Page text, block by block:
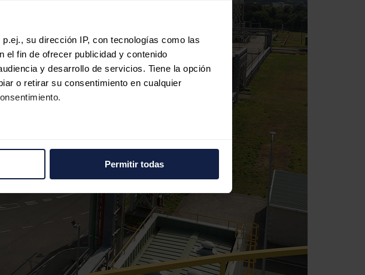
su dirección IP, con tecnologías como las
el fin de ofrecer publicidad y contenido
y desarrollo de servicios. Tiene la opción
o retirar su consentimiento en cualquier
anuncios, ofrecer funciones de redes sociales
haga del sitio web con nuestros partners de
otra información que les haya proporcionado o
Permitir todas